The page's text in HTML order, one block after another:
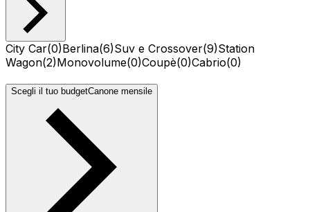
City Car(0)Berlina(6)Suv e Crossover(9)Station
Wagon(2)Monovolume(0)Coupè(0)Cabrio(0)
Scegli il tuo budgetCanone mensile